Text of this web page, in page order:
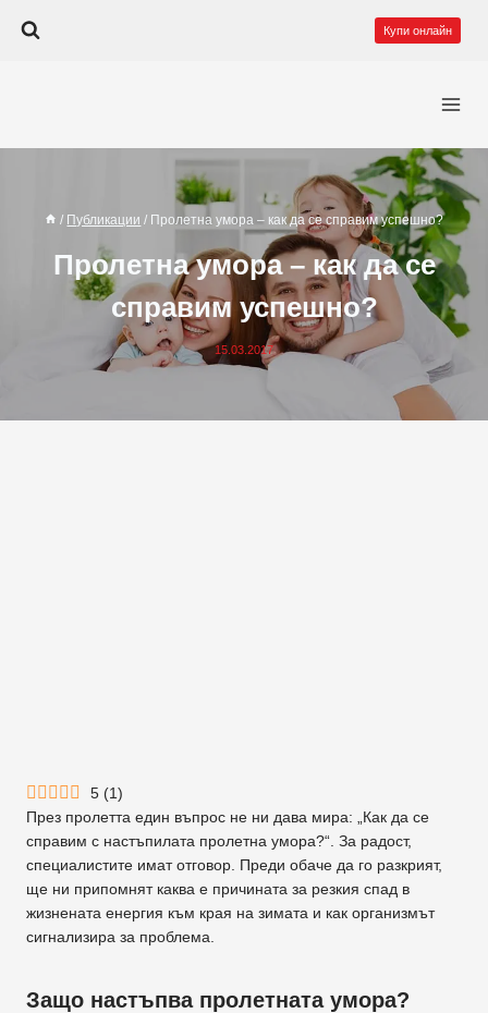
съдържанието
Купи онлайн
/ Публикации / Пролетна умора – как да се справим успешно?
Пролетна умора – как да се
справим успешно?
15.03.2017
5 (1)
През пролетта един въпрос не ни дава мира: „Как да се
справим с настъпилата пролетна умора?“. За радост,
специалистите имат отговор. Преди обаче да го разкрият,
ще ни припомнят каква е причината за резкия спад в
жизнената енергия към края на зимата и как организмът
сигнализира за проблема.
Защо настъпва пролетната умора?